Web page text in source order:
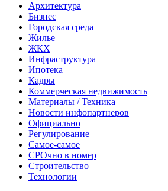
Архитектура
Бизнес
Городская среда
Жилье
ЖКХ
Инфраструктура
Ипотека
Кадры
Коммерческая недвижимость
Материалы / Техника
Новости инфопартнеров
Официально
Регулирование
Самое-самое
СРОчно в номер
Строительство
Технологии